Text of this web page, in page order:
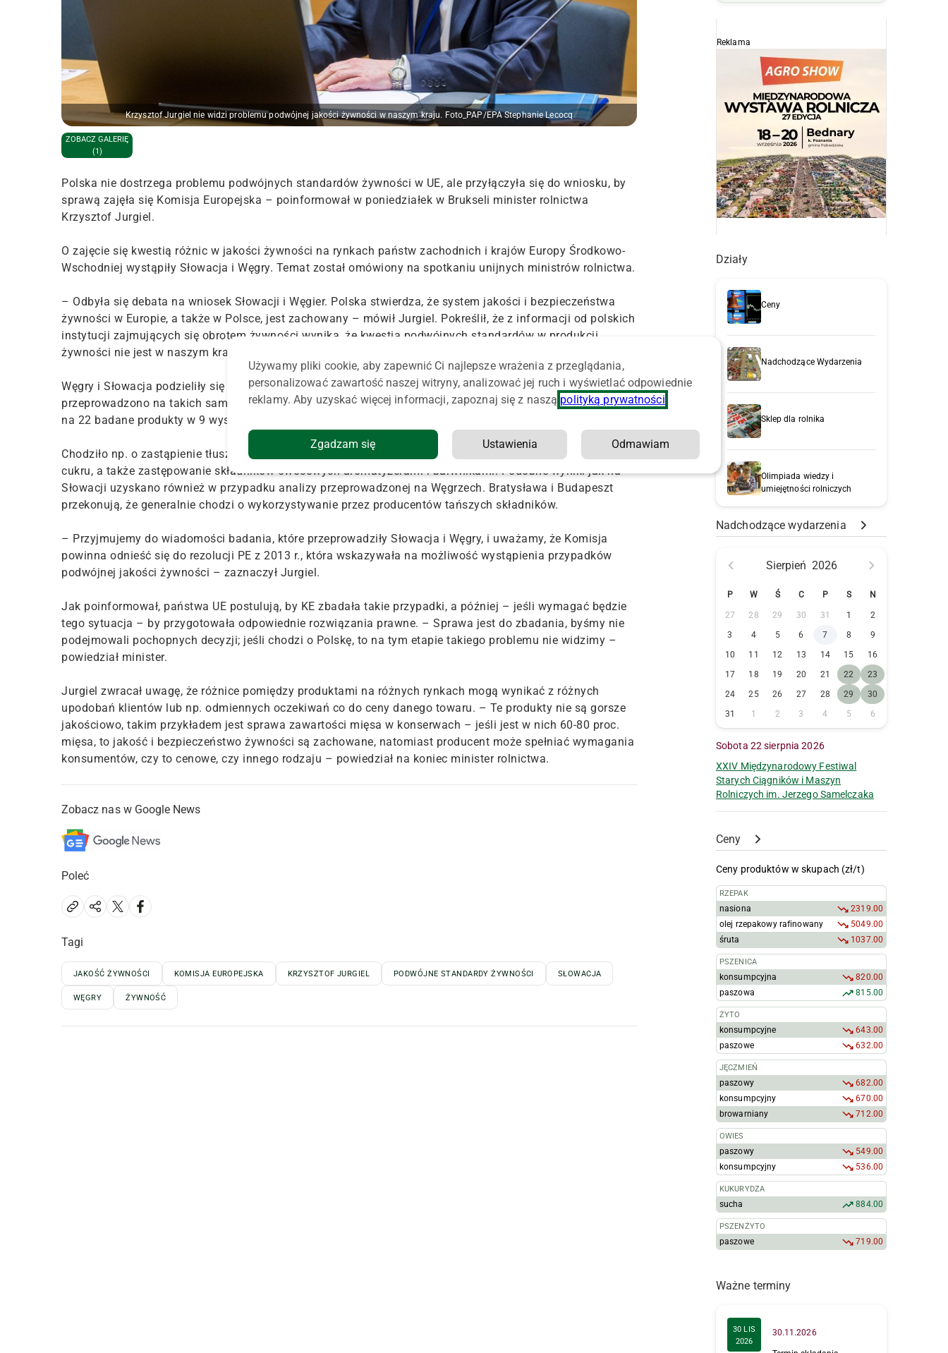
Krzysztof Jurgiel nie widzi problemu podwójnej jakości żywności w naszym kraju. Foto_PAP/EPA Stephanie Lecocq
ZOBACZ GALERIĘ
(1)
Polska nie dostrzega problemu podwójnych standardów żywności w UE, ale przyłączyła się do wniosku, by
sprawą zajęła się Komisja Europejska – poinformował w poniedziałek w Brukseli minister rolnictwa
Krzysztof Jurgiel.
O zajęcie się kwestią różnic w jakości żywności na rynkach państw zachodnich i krajów Europy Środkowo-
Wschodniej wystąpiły Słowacja i Węgry. Temat został omówiony na spotkaniu unijnych ministrów rolnictwa.
– Odbyła się debata na wniosek Słowacji i Węgier. Polska stwierdza, że system jakości i bezpieczeństwa
żywności w Europie, a także w Polsce, jest zachowany – mówił Jurgiel. Pokreślił, że z informacji od polskich
instytucji zajmujących się obrotem żywności wynika, że kwestia podwójnych standardów w produkcji
żywności nie jest w naszym kraju poważnym problemem.
Węgry i Słowacja podzieliły się z innymi państwami UE wnioskami z testów porównawczych, jakie
przeprowadzono na takich samych produktach występujących na różnych rynkach. Na przykład na Słowacji
na 22 badane produkty w 9 wystąpiły znaczne różnice jakościowe.
Chodziło np. o zastąpienie tłuszczu zwierzęcego tłuszczem roślinnym, wykorzystywanie słodzików zamiast
cukru, a także zastępowanie składników owocowych aromatyzerami i barwnikami. Podobne wyniki jak na
Słowacji uzyskano również w przypadku analizy przeprowadzonej na Węgrzech. Bratysława i Budapeszt
przekonują, że generalnie chodzi o wykorzystywanie przez producentów tańszych składników.
– Przyjmujemy do wiadomości badania, które przeprowadziły Słowacja i Węgry, i uważamy, że Komisja
powinna odnieść się do rezolucji PE z 2013 r., która wskazywała na możliwość wystąpienia przypadków
podwójnej jakości żywności – zaznaczył Jurgiel.
Jak poinformował, państwa UE postulują, by KE zbadała takie przypadki, a później – jeśli wymagać będzie
tego sytuacja – by przygotowała odpowiednie rozwiązania prawne. – Sprawa jest do zbadania, byśmy nie
podejmowali pochopnych decyzji; jeśli chodzi o Polskę, to na tym etapie takiego problemu nie widzimy –
powiedział minister.
Jurgiel zwracał uwagę, że różnice pomiędzy produktami na różnych rynkach mogą wynikać z różnych
upodobań klientów lub np. odmiennych oczekiwań co do ceny danego towaru. – Te produkty nie są gorsze
jakościowo, takim przykładem jest sprawa zawartości mięsa w konserwach – jeśli jest w nich 60-80 proc.
mięsa, to jakość i bezpieczeństwo żywności są zachowane, natomiast producent może spełniać wymagania
konsumentów, czy to cenowe, czy innego rodzaju – powiedział na koniec minister rolnictwa.
Zobacz nas w Google News
Poleć
Tagi
JAKOŚĆ ŻYWNOŚCI KOMISJA EUROPEJSKA KRZYSZTOF JURGIEL PODWÓJNE STANDARDY ŻYWNOŚCI SŁOWACJA
WĘGRY ŻYWNOŚĆ
Reklama
Działy
Ceny
Nadchodzące Wydarzenia
Sklep dla rolnika
Olimpiada wiedzy i
umiejętności rolniczych
Nadchodzące wydarzenia
Sierpień 2026
P W Ś C P S N
27 28 29 30 31 1
2
3
4 5 6 7 8
9
10
11 12 13 14 15
16
17
18 19 20 21 22
23
24
25 26 27 28 29
30
31
1 2 3 4 5 6
Sobota 22 sierpnia 2026
XXIV Międzynarodowy Festiwal
Starych Ciągników i Maszyn
Rolniczych im. Jerzego Samelczaka
Ceny
Ceny produktów w skupach (zł/t)
RZEPAK
nasiona
2319.00
olej rzepakowy rafinowany
5049.00
śruta
1037.00
PSZENICA
konsumpcyjna
820.00
paszowa
815.00
ŻYTO
konsumpcyjne
643.00
paszowe
632.00
JĘCZMIEŃ
paszowy
682.00
konsumpcyjny
670.00
browarniany
712.00
OWIES
paszowy
549.00
konsumpcyjny
536.00
KUKURYDZA
sucha 884.00
PSZENŻYTO
paszowe 719.00
Ważne terminy
30 LIS
2026
30.11.2026
Używamy pliki cookie, aby zapewnić Ci najlepsze wrażenia z przeglądania,
personalizować zawartość naszej witryny, analizować jej ruch i wyświetlać odpowiednie
reklamy. Aby uzyskać więcej informacji, zapoznaj się z naszą polityką prywatności
Zgadzam się Ustawienia Odmawiam